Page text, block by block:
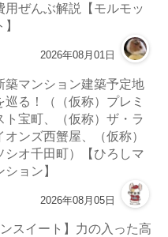
用ぜんぶ解説【モルモッ
】
2026年08月01日
築マンション建築予定地
巡る！（（仮称）プレミ
ト宝町、（仮称）ザ・ラ
オンズ西蟹屋、（仮称）
シオ千田町）【ひろしマ
ション】
2026年08月05日
スイート】力の入った高